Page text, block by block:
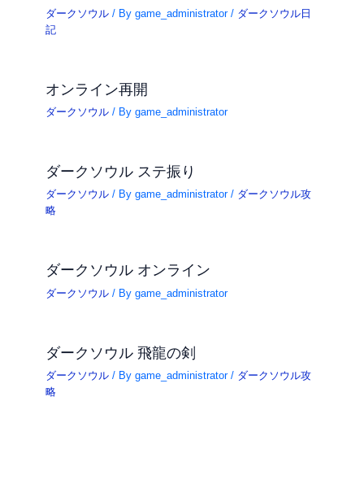
ダークソウル / Bygame_administrator/ ダークソウル日
記
オンライン再開
ダークソウル / Bygame_administrator
ダークソウル ステ振り
ダークソウル / Bygame_administrator/ ダークソウル攻
略
ダークソウル オンライン
ダークソウル / Bygame_administrator
ダークソウル 飛龍の剣
ダークソウル / Bygame_administrator/ ダークソウル攻
略